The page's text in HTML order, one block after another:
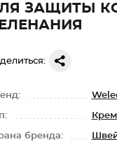
ЗАЩИТЫ
бренда: